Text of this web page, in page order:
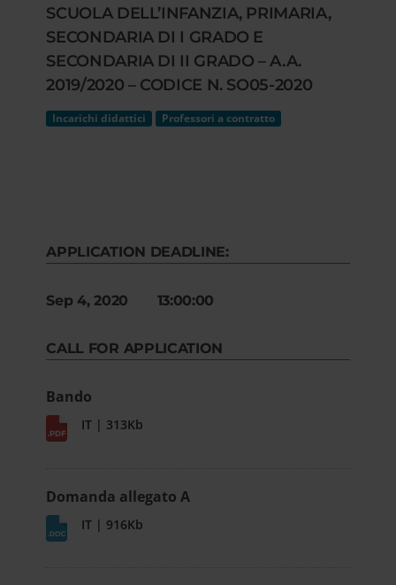
SCUOLA DELL’INFANZIA, PRIMARIA,
SECONDARIA DI I GRADO E
SECONDARIA DI II GRADO – A.A.
2019/2020 – CODICE N. SO05-2020
Incarichi didattici Professori a contratto
APPLICATION DEADLINE:
Sep 4, 2020 13:00:00
CALL FOR APPLICATION
Bando
IT | 313Kb
Domanda allegato A
IT | 916Kb